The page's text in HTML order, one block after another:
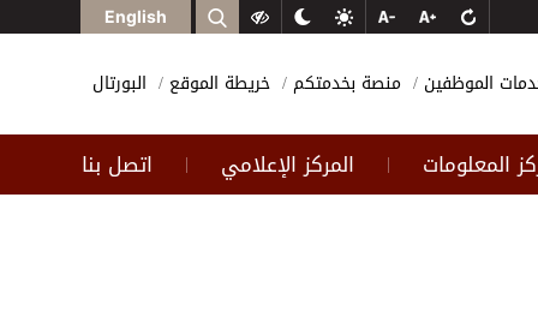
English
الموظفين منصة بخدمتكم خريطة الموقع البورتال
المعلومات | المركز الإعلامي | اتصل بنا